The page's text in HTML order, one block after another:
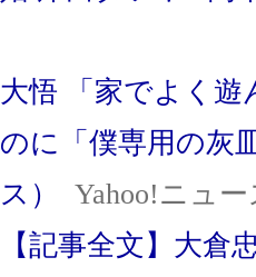
大悟 「家でよく遊
のに「僕専用の灰
ス）
Yahoo!ニュー
【記事全文】大